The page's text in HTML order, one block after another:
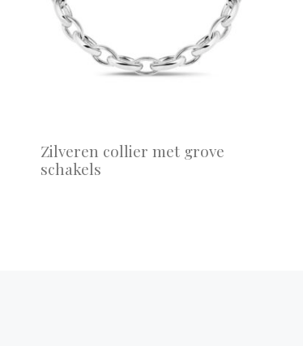
Zilveren collier met grove
schakels